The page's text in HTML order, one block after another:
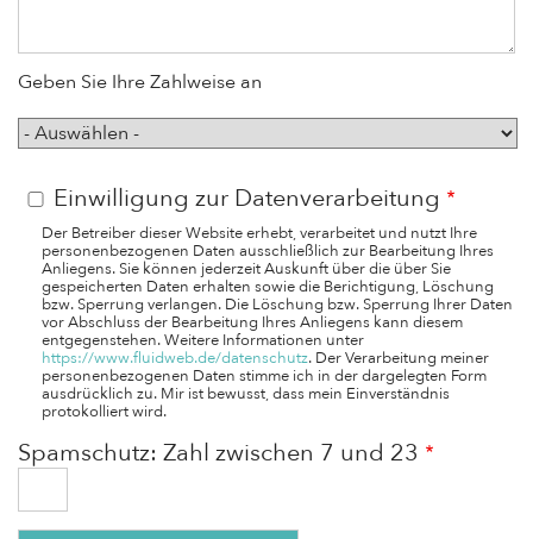
Geben Sie Ihre Zahlweise an
Zahlweise
Einwilligung zur Datenverarbeitung
Der Betreiber dieser Website erhebt, verarbeitet und nutzt Ihre
personenbezogenen Daten ausschließlich zur Bearbeitung Ihres
Anliegens. Sie können jederzeit Auskunft über die über Sie
gespeicherten Daten erhalten sowie die Berichtigung, Löschung
bzw. Sperrung verlangen. Die Löschung bzw. Sperrung Ihrer Daten
vor Abschluss der Bearbeitung Ihres Anliegens kann diesem
entgegenstehen. Weitere Informationen unter
https://www.fluidweb.de/datenschutz. Der Verarbeitung meiner
personenbezogenen Daten stimme ich in der dargelegten Form
ausdrücklich zu. Mir ist bewusst, dass mein Einverständnis
protokolliert wird.
Spamschutz: Zahl zwischen 7 und 23